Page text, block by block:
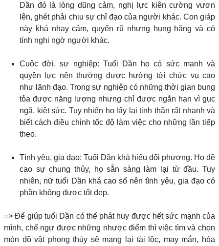
Dần đó là lòng dũng cảm, nghị lực kiên cường vươn
lên, ghét phải chịu sự chỉ đạo của người khác. Con giáp
này khá nhạy cảm, quyến rũ nhưng hung hăng và có
tính nghi ngờ người khác.
Cuộc đời, sự nghiệp: Tuổi Dần họ có sức mạnh và
quyền lực nên thường được hướng tới chức vụ cao
như lãnh đạo. Trong sự nghiệp có những thời gian bung
tỏa được năng lượng nhưng chỉ được ngắn hạn vì gục
ngã, kiệt sức. Tuy nhiên họ lấy lại tinh thần rất nhanh và
biết cách điều chỉnh tốc độ làm việc cho những lần tiếp
theo.
Tình yêu, gia đạo: Tuổi Dần khá hiểu đối phương. Họ đề
cao sự chung thủy, họ sẵn sàng làm lại từ đầu. Tuy
nhiên, nữ tuổi Dần khá cao số nên tình yêu, gia đạo có
phần không được tốt đẹp.
=> Để giúp tuổi Dần có thể phát huy được hết sức mạnh của
mình, chế ngự được những nhược điểm thì việc tìm và chọn
món đồ vật phong thủy sẽ mang lại tài lộc, may mắn, hóa